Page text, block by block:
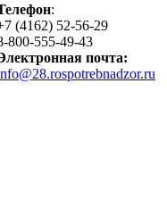
:
(4162) 52-56-29
800-555-49-43
почта: